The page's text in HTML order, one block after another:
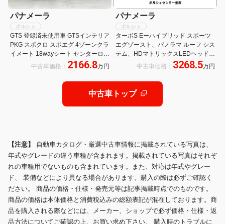
パナメーラ
ポルシェ
GTS 登録済未使用車 GTSインテリア
PKG スポクロ スポエグ 4ゾーンクラ
イメート 18wayシート センターロッ
ク21AW中古車価格： 2166.8万円
パナメーラ
ポルシェ
ターボS Eーハイブリッド スポーツ
エグゾースト、パノラマ ルーフ シス
テム、HDマトリックスLEDヘッドラ
イト(ティンテッド)、ナイトビュー
ッセンジャーディスプレイ
中古車価格： 3268.5万円
中古車トップ
【注意】 自動車カタログ・厳選中古車情報に掲載されている写真は、
年式やグレードの違う車種が含まれます。掲載されている写真はそれぞ
れの車種用でないものも含まれています。また、対応は年式やグレー
ド、 装備などにより異なる場合があります。購入の際は必ずご確認く
ださい。 商品の価格・仕様・発売元等は記事掲載時点でのものです。
商品の価格は本体価格と消費税込みの総額表記が混在しております。商
品を購入される際などには、メーカー、ショップで必ず価格・仕様・返
品方法についてご確認の上、お買い求め下さい。 購入時のトラブルに